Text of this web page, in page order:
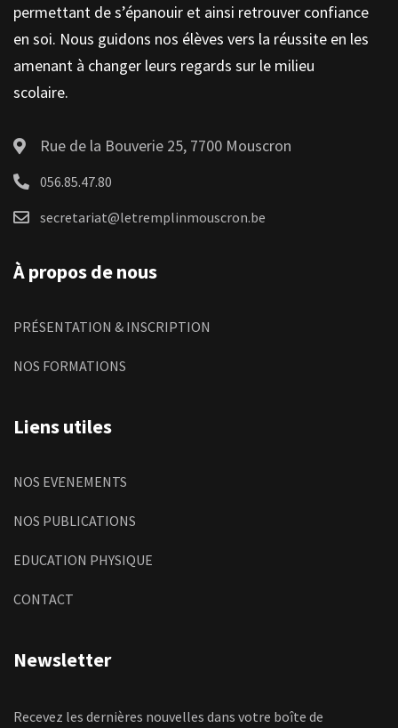
permettant de s’épanouir et ainsi retrouver confiance
en soi. Nous guidons nos élèves vers la réussite en les
amenant à changer leurs regards sur le milieu
scolaire.
Rue de la Bouverie 25, 7700 Mouscron
056.85.47.80
secretariat@letremplinmouscron.be
À propos de nous
PRÉSENTATION & INSCRIPTION
NOS FORMATIONS
Liens utiles
NOS EVENEMENTS
NOS PUBLICATIONS
EDUCATION PHYSIQUE
CONTACT
Newsletter
Recevez les dernières nouvelles dans votre boîte de